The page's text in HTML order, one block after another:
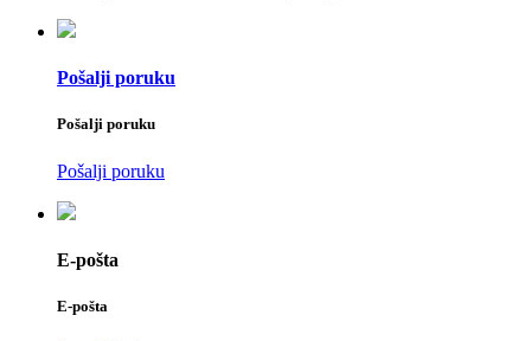
Pošalji poruku
Pošalji poruku
Pošalji poruku
E-pošta
E-pošta